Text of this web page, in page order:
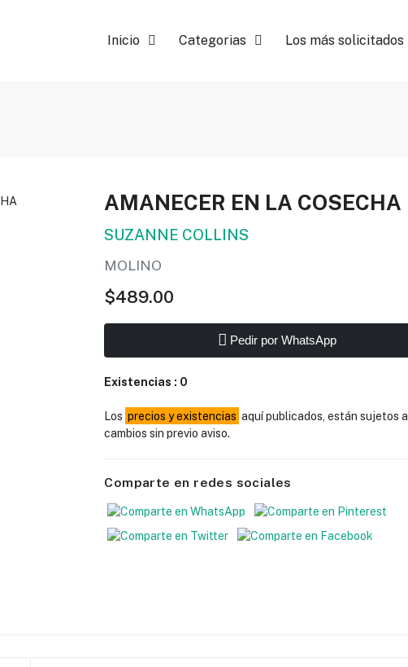
Inicio Categorias Los más solicitados
AMANECER EN LA COSECHA
SUZANNE COLLINS
MOLINO
$489.00
Pedir por WhatsApp
Existencias : 0
Los precios y existencias aquí publicados, están sujetos a
cambios sin previo aviso.
Comparte en redes sociales